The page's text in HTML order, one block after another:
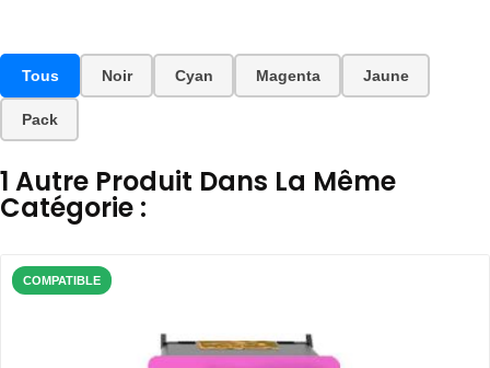
Tous Noir Cyan Magenta Jaune
Pack
1 Autre Produit Dans La Même
Catégorie :
COMPATIBLE